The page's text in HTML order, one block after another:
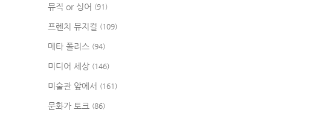
뮤직 or 싱어 (91)
프렌치 뮤지컬 (109)
메타 폴리스 (94)
미디어 세상 (146)
미술관 앞에서 (161)
문화가 토크 (86)